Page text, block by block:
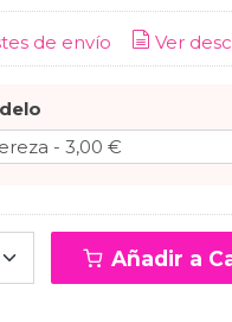
de envío Ver
Añadir a